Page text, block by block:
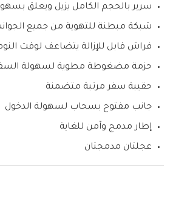
سرير بالحجم الكامل يزيل ويعلق
شبكة مبطنة للتهوية من جميع
فراش قابل للإزالة يتضاعف لوقت
حزمة مضغوطة مطوية لسهولة السفر
حقيبة سفر مرتبة متضمنة
جانب مفتوح بسحاب لسهولة الدخول
إطار مدمج وآمن للغاية
عجلتان مدمجتان